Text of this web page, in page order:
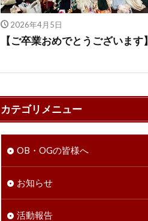
2026年4月5日
【ご卒業おめでとうございます】
カテゴリメニュー
OB・OGの皆様へ
お知らせ
活動報告